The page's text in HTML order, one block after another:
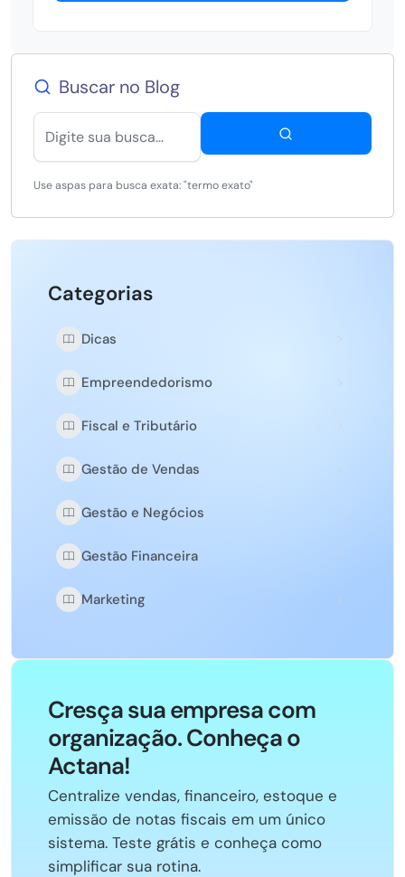
Buscar no Blog
Use aspas para busca exata: "termo exato"
Categorias
Dicas
Empreendedorismo
Fiscal e Tributário
Gestão de Vendas
Gestão e Negócios
Gestão Financeira
Marketing
Cresça sua empresa com
organização. Conheça o
Actana!
Centralize vendas, financeiro, estoque e
emissão de notas fiscais em um único
sistema. Teste grátis e conheça como
simplificar sua rotina.